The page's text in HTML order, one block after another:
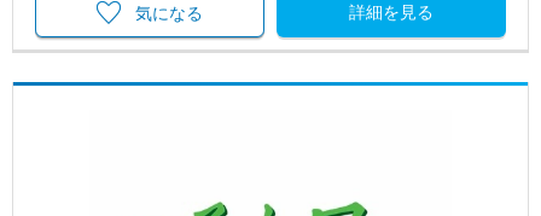
詳細を見る
気になる